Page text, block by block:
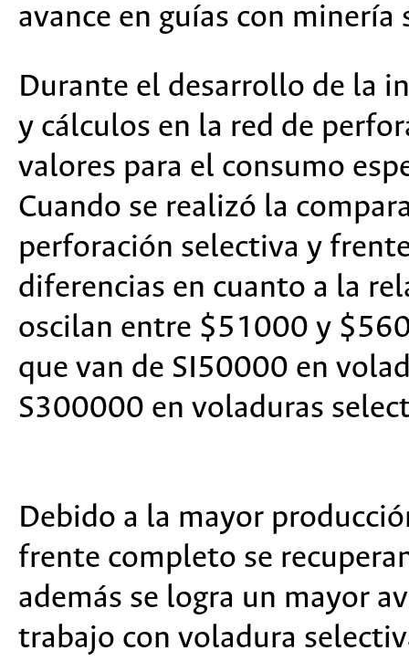
avance en guías con
Durante el desarrollo de la
y cálculos en la red de
valores para el consumo
Cuando se realizó la
perforación selectiva y
diferencias en cuanto a la
oscilan entre $51000 y
que van de SI50000 en
S300000 en voladuras
Debido a la mayor
frente completo se
además se logra un mayor
trabajo con voladura